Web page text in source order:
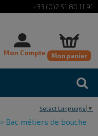
+33 (0)2 51 80 11 91
Mon Compte Mon panier
Select Language ▼
> Bac métiers de bouche